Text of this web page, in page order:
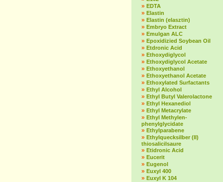
» EDTA
» Elastin
» Elastin (elasztin)
» Embryo Extract
» Emulgan ALC
» Epoxidizied Soybean Oil
» Etdronic Acid
» Ethoxydiglycol
» Ethoxydiglycol Acetate
» Ethoxyethanol
» Ethoxyethanol Acetate
» Ethoxylated Surfactants
» Ethyl Alcohol
» Ethyl Butyl Valerolactone
» Ethyl Hexanediol
» Ethyl Metacrylate
» Ethyl Methylen-
phenylglycidate
» Ethylparabene
» Ethylquecksilber (II)
thiosalicilsaure
» Etidronic Acid
» Eucerit
» Eugenol
» Euxyl 400
» Euxyl K 104